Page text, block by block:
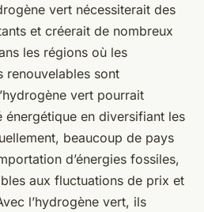
vert nécessiterait des
et créerait de nombreux
les régions où les
renouvelables sont
vert pourrait
en diversifiant les
beaucoup de pays
d’énergies fossiles,
aux fluctuations de prix et
l’hydrogène vert, ils